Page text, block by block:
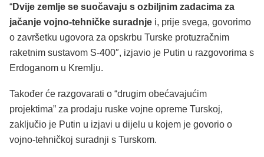
“Dvije zemlje se suočavaju s ozbiljnim zadacima za
jačanje vojno-tehničke suradnje i, prije svega, govorimo
o završetku ugovora za opskrbu Turske protuzračnim
raketnim sustavom S-400″, izjavio je Putin u razgovorima s
Erdoganom u Kremlju.
Također će razgovarati o “drugim obećavajućim
projektima” za prodaju ruske vojne opreme Turskoj,
zaključio je Putin u izjavi u dijelu u kojem je govorio o
vojno-tehničkoj suradnji s Turskom.